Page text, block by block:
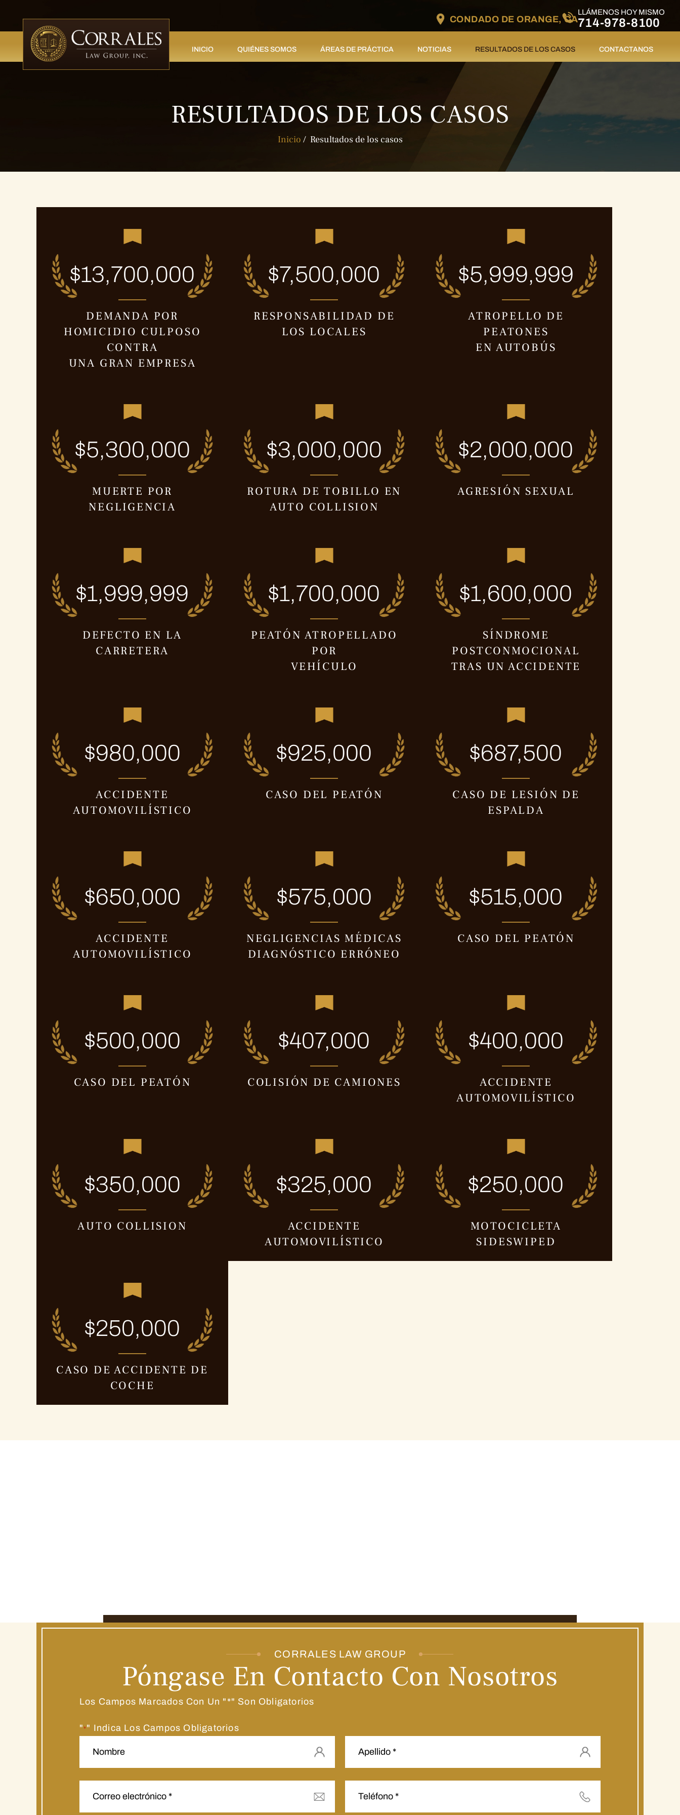
CONDADO DE ORANGE, CA
LLÁMENOS HOY MISMO
714-978-8100
INICIO QUIÉNES SOMOS ÁREAS DE PRÁCTICA NOTICIAS RESULTADOS DE LOS CASOS CONTACTANOS
RESULTADOS DE LOS CASOS
Inicio / Resultados de los casos
$13,700,000
DEMANDA POR
HOMICIDIO CULPOSO
CONTRA
UNA GRAN EMPRESA
$7,500,000
RESPONSABILIDAD DE
LOS LOCALES
$5,999,999
ATROPELLO DE
PEATONES
EN AUTOBÚS
$5,300,000
MUERTE POR
NEGLIGENCIA
$3,000,000
ROTURA DE TOBILLO EN
AUTO COLLISION
$2,000,000
AGRESIÓN SEXUAL
$1,999,999
DEFECTO EN LA
CARRETERA
$1,700,000
PEATÓN ATROPELLADO
POR
VEHÍCULO
$1,600,000
SÍNDROME
POSTCONMOCIONAL
TRAS UN ACCIDENTE
$980,000
ACCIDENTE
AUTOMOVILÍSTICO
$925,000
CASO DEL PEATÓN
$687,500
CASO DE LESIÓN DE
ESPALDA
$650,000
ACCIDENTE
AUTOMOVILÍSTICO
$575,000
NEGLIGENCIAS MÉDICAS
DIAGNÓSTICO ERRÓNEO
$515,000
CASO DEL PEATÓN
$500,000
CASO DEL PEATÓN
$407,000
COLISIÓN DE CAMIONES
$400,000
ACCIDENTE
AUTOMOVILÍSTICO
$350,000
AUTO COLLISION
$325,000
ACCIDENTE
AUTOMOVILÍSTICO
$250,000
MOTOCICLETA
SIDESWIPED
$250,000
CASO DE ACCIDENTE DE
COCHE
CORRALES LAW GROUP
Póngase En Contacto Con Nosotros
Los Campos Marcados Con Un "*" Son Obligatorios
" *" Indica Los Campos Obligatorios